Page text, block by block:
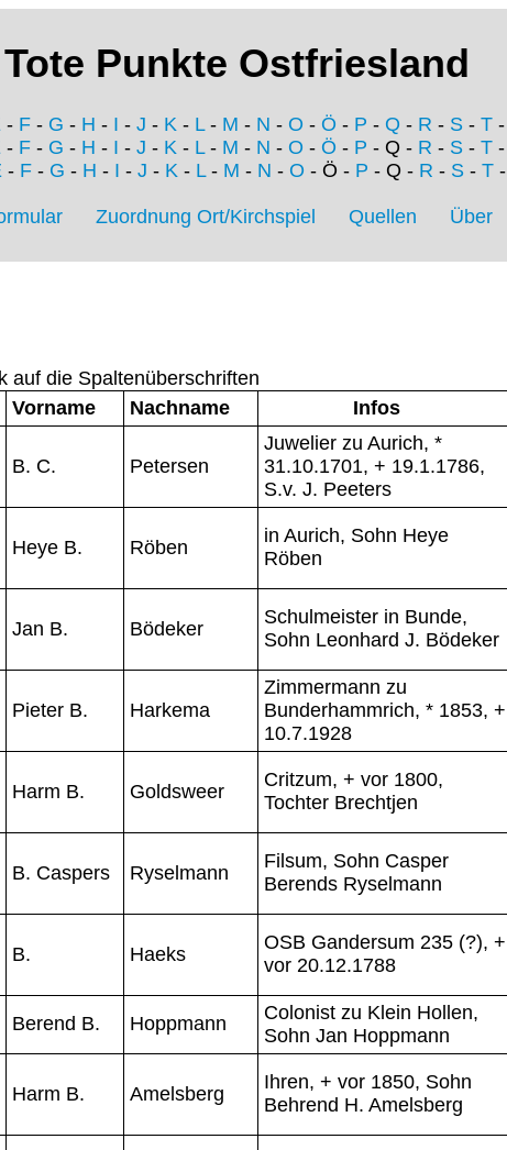
Tote Punkte Ostfriesland
- F - G - H - I - J - K - L- M - N - O - Ö - P - Q - R - S - T -
- F - G - H - I - J - K - L- M - N - O - Ö - P - Q - R - S - T -
- F- G - H - I - J - K- L- M - N - O - Ö - P - Q - R - S- T-
Zuordnung Ort/Kirchspiel Quellen Über
auf die Spaltenüberschriften
Vorname Nachname Infos
B. C. Petersen
Juwelier zu Aurich, *
31.10.1701, + 19.1.1786,
S.v. J. Peeters
Heye B. Röben
in Aurich, Sohn Heye
Röben
Jan B. Bödeker
Schulmeister in Bunde,
Sohn Leonhard J. Bödeker
Pieter B. Harkema
Zimmermann zu
Bunderhammrich, * 1853, +
10.7.1928
Harm B. Goldsweer
Critzum, + vor 1800,
Tochter Brechtjen
B. Caspers Ryselmann
Filsum, Sohn Casper
Berends Ryselmann
B. Haeks
OSB Gandersum 235 (?), +
vor 20.12.1788
Berend B. Hoppmann
Colonist zu Klein Hollen,
Sohn Jan Hoppmann
Harm B. Amelsberg
Ihren, + vor 1850, Sohn
Behrend H. Amelsberg